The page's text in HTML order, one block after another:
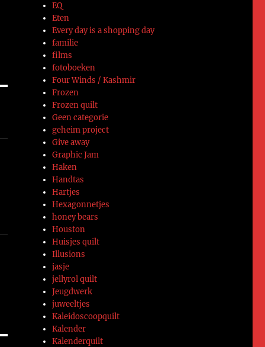
EQ
Eten
Every day is a shopping day
familie
films
fotoboeken
Four Winds / Kashmir
Frozen
Frozen quilt
Geen categorie
geheim project
Give away
Graphic Jam
Haken
Handtas
Hartjes
Hexagonnetjes
honey bears
Houston
Huisjes quilt
Illusions
jasje
jellyrol quilt
Jeugdwerk
juweeltjes
Kaleidoscoopquilt
Kalender
Kalenderquilt